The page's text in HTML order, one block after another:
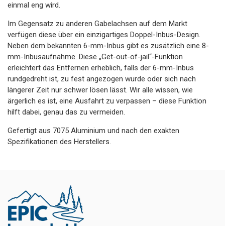
einmal eng wird.
Im Gegensatz zu anderen Gabelachsen auf dem Markt
verfügen diese über ein einzigartiges Doppel-Inbus-Design.
Neben dem bekannten 6-mm-Inbus gibt es zusätzlich eine 8-
mm-Inbusaufnahme. Diese „Get-out-of-jail“-Funktion
erleichtert das Entfernen erheblich, falls der 6-mm-Inbus
rundgedreht ist, zu fest angezogen wurde oder sich nach
längerer Zeit nur schwer lösen lässt. Wir alle wissen, wie
ärgerlich es ist, eine Ausfahrt zu verpassen – diese Funktion
hilft dabei, genau das zu vermeiden.
Gefertigt aus 7075 Aluminium und nach den exakten
Spezifikationen des Herstellers.